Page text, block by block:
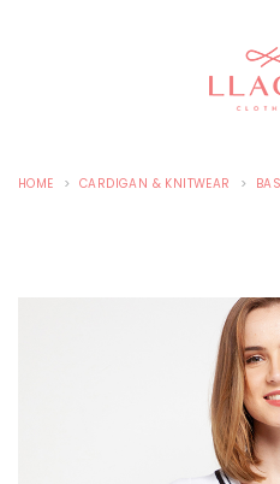
HOME CARDIGAN & KNITWEAR